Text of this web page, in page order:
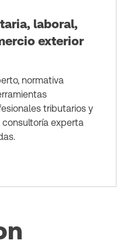
laboral,
exterior
normativa
tributarios y
experta